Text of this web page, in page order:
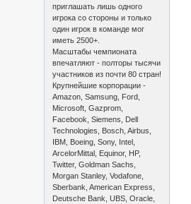
приглашать лишь одного
игрока со стороны и только
один игрок в команде мог
иметь 2500+.
Масштабы чемпионата
впечатляют - полторы тысячи
участников из почти 80 стран!
Крупнейшие корпорации -
Amazon, Samsung, Ford,
Microsoft, Gazprom,
Facebook, Siemens, Dell
Technologies, Bosch, Airbus,
IBM, Boeing, Sony, Intel,
ArcelorMittal, Equinor, HP,
Twitter, Goldman Sachs,
Morgan Stanley, Vodafone,
Sberbank, American Express,
Deutsche Bank, UBS, Oracle,